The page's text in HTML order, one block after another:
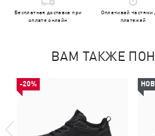
Бесплатная доставка при
оплате онлайн
Оплачивай частями
платежей
ВАМ ТАКЖЕ
-20%